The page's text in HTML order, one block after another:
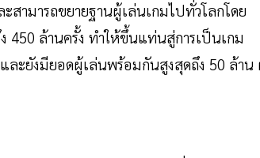
สามารถขยายฐานผู้เล่นเกมไปทั่วโลกโดย
450 ล้านครั้ง ทำให้ขึ้นแท่นสู่การเป็นเกม
ะยังมียอดผู้เล่นพร้อมกันสูงสุดถึง 50 ล้าน